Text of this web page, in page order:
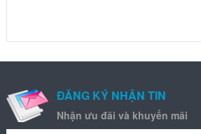
ĐĂNG KÝ NHẬN TIN
Nhận ưu đãi và khuyến mãi